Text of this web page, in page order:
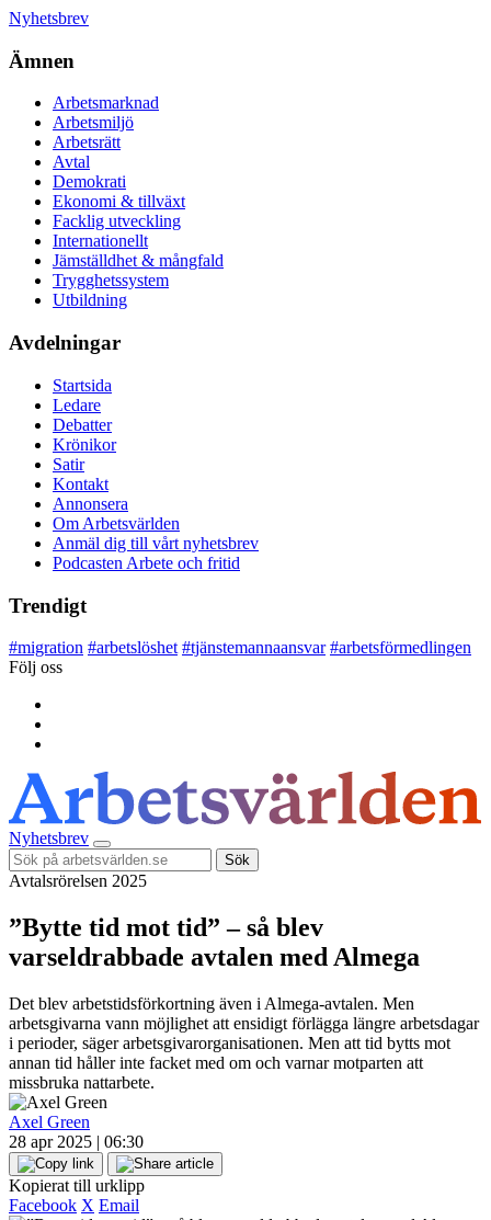
Nyhetsbrev
Ämnen
Arbetsmarknad
Arbetsmiljö
Arbetsrätt
Avtal
Demokrati
Ekonomi & tillväxt
Facklig utveckling
Internationellt
Jämställdhet & mångfald
Trygghetssystem
Utbildning
Avdelningar
Startsida
Ledare
Debatter
Krönikor
Satir
Kontakt
Annonsera
Om Arbetsvärlden
Anmäl dig till vårt nyhetsbrev
Podcasten Arbete och fritid
Trendigt
#migration #arbetslöshet #tjänstemannaansvar #arbetsförmedlingen
Följ oss
Nyhetsbrev
Sök
Avtalsrörelsen 2025
”Bytte tid mot tid” – så blev
varseldrabbade avtalen med Almega
Det blev arbetstidsförkortning även i Almega-avtalen. Men
arbetsgivarna vann möjlighet att ensidigt förlägga längre arbetsdagar
i perioder, säger arbetsgivarorganisationen. Men att tid bytts mot
annan tid håller inte facket med om och varnar motparten att
missbruka nattarbete.
Axel Green
28 apr 2025 | 06:30
Kopierat till urklipp
Facebook X Email